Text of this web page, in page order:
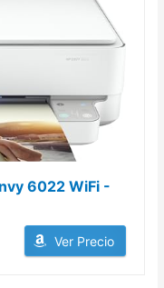
6022 WiFi -
Ver Precio